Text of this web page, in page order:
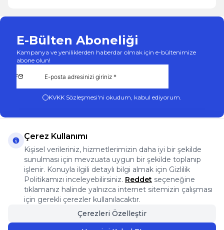
E-Bülten Aboneliği
Kampanya ve yeniliklerden haberdar olmak için e-bültenimize
abone olun!
KVKK Sözleşmesi'ni okudum, kabul ediyorum.
App StorePlay Store
FacebookInstagram
Önemli Bilgiler
Önemli Bilgiler
Hızlı Erişim
Çerez Kullanımı
Kişisel verileriniz, hizmetlerimizin daha iyi bir şekilde
sunulması için mevzuata uygun bir şekilde toplanıp
işlenir. Konuyla ilgili detaylı bilgi almak için Gizlilik
Politikamızı inceleyebilirsiniz. Reddet seçeneğine
tıklamanız halinde yalnızca internet sitemizin çalışması
için gerekli çerezler kullanılacaktır.
Çerezleri Özelleştir